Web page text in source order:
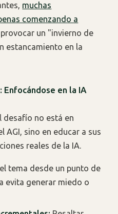
muchas
comenzando a
un "invierno de
estancamiento en la
Enfocándose en la IA
desafío no está en
AGI, sino en educar a sus
reales de la IA.
tema desde un punto de
evita generar miedo o